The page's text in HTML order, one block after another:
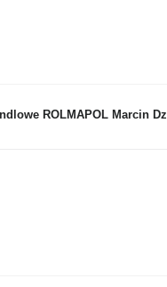
ROLMAPOL Marcin Dziekan